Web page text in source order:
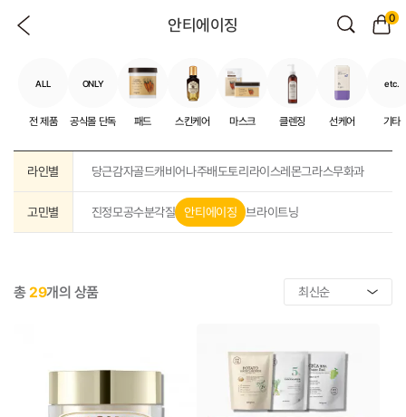
안티에이징 0
ALL
전 제품
ONLY
공식몰 단독 패드 스킨케어 마스크 클렌징 선케어
etc.
기타
라인별 당근감자골드캐비어나주배도토리 라이스레몬그라스무화과
고민별 진정모공수분각질 안티에이징 브라이트닝
총29개의 상품